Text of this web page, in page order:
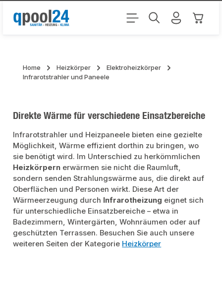
Zum Hauptinhalt springen
Home Heizkörper
Elektroheizkörper
Infrarotstrahler und Paneele
Direkte Wärme für verschiedene Einsatzbereiche
Infrarotstrahler und Heizpaneele bieten eine gezielte
Möglichkeit, Wärme effizient dorthin zu bringen, wo
sie benötigt wird. Im Unterschied zu herkömmlichen
Heizkörpern erwärmen sie nicht die Raumluft,
sondern senden Strahlungswärme aus, die direkt auf
Oberflächen und Personen wirkt. Diese Art der
Wärmeerzeugung durch Infrarotheizung eignet sich
für unterschiedliche Einsatzbereiche – etwa in
Badezimmern, Wintergärten, Wohnräumen oder auf
geschützten Terrassen. Besuchen Sie auch unsere
weiteren Seiten der Kategorie Heizkörper